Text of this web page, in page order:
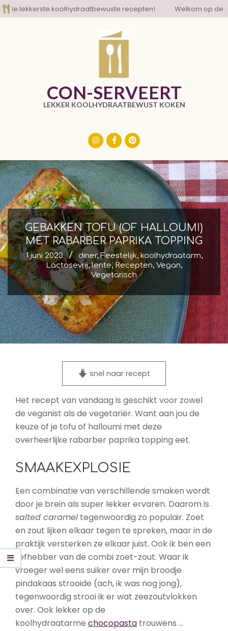
Skip
to
lekkerste koolhydraatbewuste recepten! Welkom op de
CON-SERVEERT
LEKKER KOOLHYDRAATBEWUST KOKEN
GEBAKKEN TOFU (OF HALLOUMI)
MET RABARBER PAPRIKA TOPPING
1 juni 2023 diner,Feestelijk, koolhydraatarm,
Lactosevrij,lente,Recepten, Vegan,
Vegetarisch
snel naar recept
Het recept van vandaag is geschikt voor zowel
de veganist als de vegetariër. Want aan jou de
keuze of je tofu of halloumi met deze
overheerlijke rabarber paprika topping eet.
SMAAKEXPLOSIE
Een combinatie van verschillende smaken wordt
door je brein als super lekker ervaren. Daarom is
salted caramel tegenwoordig zo populair. Zoet
en zout lijken elkaar tegen te spreken, maar in de
praktijk versterken ze elkaar juist. Ook ik ben een
liefhebber van de combi zoet-zout. Waar ik
vroeger wel eens suiker over mijn broodje
pindakaas strooide (ach, ik was nog jong),
tegenwoordig strooi ik er wat zeezoutvlokken
over. Ook lekker op de
koolhydraatarme chocopasta trouwens …